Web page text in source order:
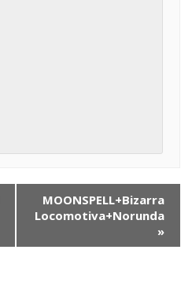
MOONSPELL+Bizarra
Locomotiva+Norunda
»